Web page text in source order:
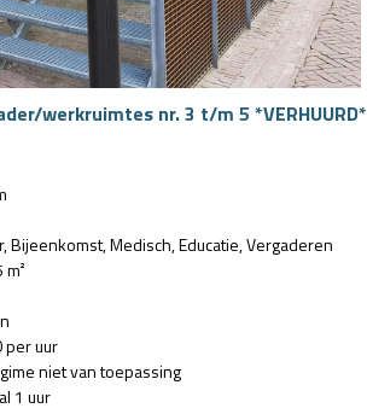
werkruimtes nr. 3 t/m 5 *VERHUURD*
Bijeenkomst Medisch Educatie Vergaderen
per uur
niet van toepassing
1 uur